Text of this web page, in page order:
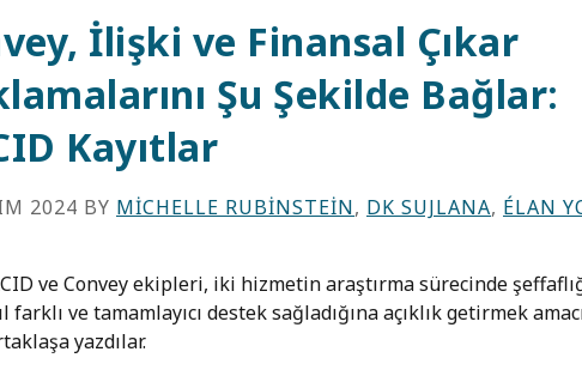
İlişki ve Finansal Çıkar
Şu Şekilde Bağlar:
Kayıtlar
2024 BY MICHELLE RUBINSTEIN, DK SUJLANA, ÉLAN
ve Convey ekipleri, iki hizmetin araştırma sürecinde
farklı ve tamamlayıcı destek sağladığına açıklık getirmek
yazdılar.